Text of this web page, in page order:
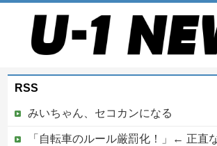
RSS
みいちゃん、セコカンになる
「自転車のルール厳罰化！」← 正直なんの意味もなかった